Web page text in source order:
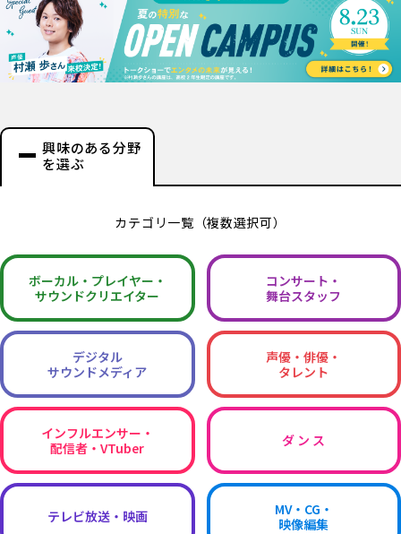
興味のある分野
を選ぶ
カテゴリ一覧（複数選択可）
ボーカル・ プレイヤー・
サウンドクリエイター
コンサート・
舞台スタッフ
デジタル
サウンドメディア
声優・俳優・
タレント
インフルエンサー・
配信者・VTuber
ダ ン ス
テレビ放送・映画
MV・CG・
映像編集